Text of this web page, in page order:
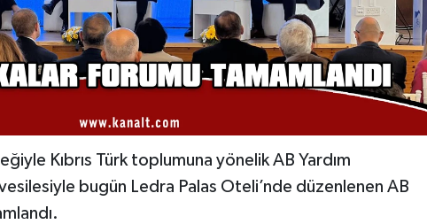
Kıbrıs Türk toplumuna yönelik AB Yardım
vesilesiyle bugün Ledra Palas Oteli’nde düzenlenen AB